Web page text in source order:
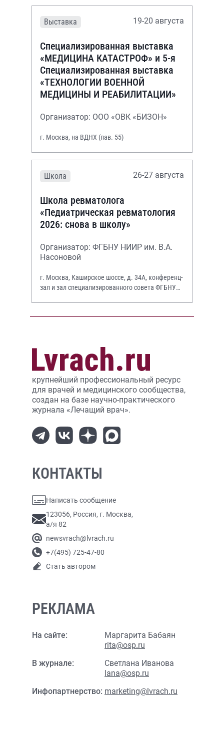
Выставка 19-20 августа
Специализированная выставка
«МЕДИЦИНА КАТАСТРОФ» и 5-я
Специализированная выставка
«ТЕХНОЛОГИИ ВОЕННОЙ
МЕДИЦИНЫ И РЕАБИЛИТАЦИИ»
Организатор: ООО «ОВК «БИЗОН»
г. Москва, на ВДНХ (пав. 55)
Школа 26-27 августа
Школа ревматолога
«Педиатрическая ревматология
2026: снова в школу»
Организатор: ФГБНУ НИИР им. В.А.
Насоновой
г. Москва, Каширское шоссе, д. 34А, конференц-
зал и зал специализированного совета ФГБНУ
крупнейший профессиональный ресурс
для врачей и медицинского сообщества,
создан на базе научно-практического
журнала «Лечащий врач».
КОНТАКТЫ
Написать сообщение
123056, Россия, г. Москва,
а/я 82
newsvrach@lvrach.ru
+7(495) 725-47-80
Стать автором
РЕКЛАМА
На сайте:
Маргарита Бабаян
rita@osp.ru
В журнале:
Светлана Иванова
lana@osp.ru
Инфопартнерство: marketing@lvrach.ru